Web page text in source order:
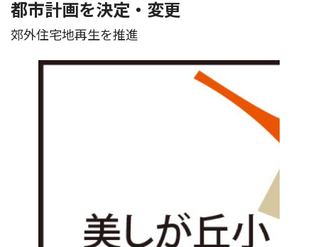
都市計画を決定・変更
郊外住宅地再生を推進